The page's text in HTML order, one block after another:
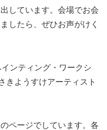
しています。会場でお会
したら、ぜひお声がけく
ンティング・ワークシ
きようすけアーティスト
ページでしています。各